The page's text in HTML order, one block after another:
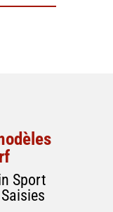
Sport